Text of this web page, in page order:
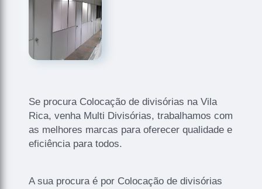
Se procura Colocação de divisórias na Vila
Rica, venha Multi Divisórias, trabalhamos com
as melhores marcas para oferecer qualidade e
eficiência para todos.
A sua procura é por Colocação de divisórias